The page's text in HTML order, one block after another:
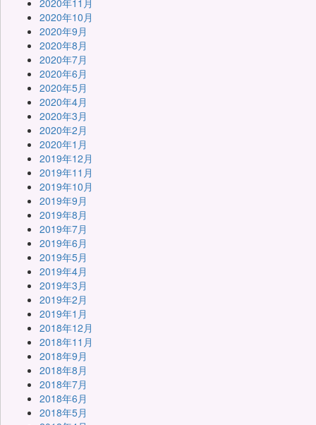
2020年11月
2020年10月
2020年9月
2020年8月
2020年7月
2020年6月
2020年5月
2020年4月
2020年3月
2020年2月
2020年1月
2019年12月
2019年11月
2019年10月
2019年9月
2019年8月
2019年7月
2019年6月
2019年5月
2019年4月
2019年3月
2019年2月
2019年1月
2018年12月
2018年11月
2018年9月
2018年8月
2018年7月
2018年6月
2018年5月